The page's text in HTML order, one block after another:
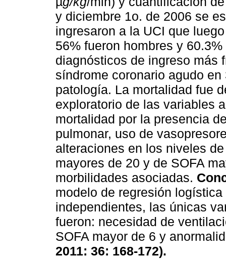
y diciembre 1o. de 2006 se
ingresaron a la UCI que
56% fueron hombres y
diagnósticos de ingreso más
síndrome coronario agudo
patología. La mortalidad fue
exploratorio de las variables
mortalidad por la presencia
pulmonar, uso de
alteraciones en los niveles
mayores de 20 y de SOFA
morbilidades asociadas.
modelo de regresión
independientes, las únicas
fueron: necesidad de
SOFA mayor de 6 y
2011: 36: 168-172).